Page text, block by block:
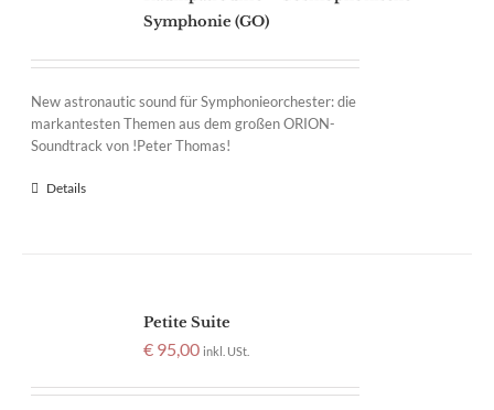
Symphonie (GO)
New astronautic sound für Symphonieorchester: die
markantesten Themen aus dem großen ORION-
Soundtrack von !Peter Thomas!
Details
Petite Suite
€ 95,00 inkl. USt.